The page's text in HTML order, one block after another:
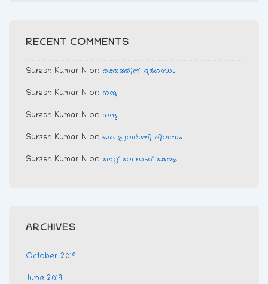
RECENT COMMENTS
Suresh Kumar N on രക്തത്തിന് ദുര്‍ഗന്ധം
Suresh Kumar N on നന്ദു
Suresh Kumar N on നന്ദു
Suresh Kumar N on ഒരു പ്രവര്‍ത്തി ദിവസം
Suresh Kumar N on ഗേറ്റ് വേ ഓഫ് കേരള
ARCHIVES
October 2019
June 2019